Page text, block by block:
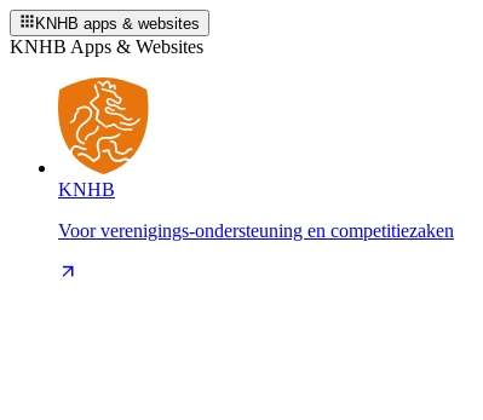
KNHB apps & websites
KNHB Apps & Websites
KNHB
Voor verenigings-ondersteuning en competitiezaken